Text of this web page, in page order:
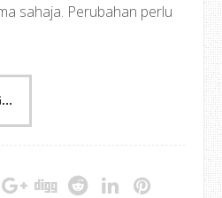
sahaja. Perubahan perlu